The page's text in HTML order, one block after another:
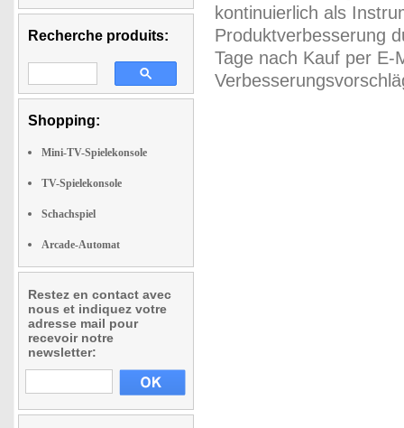
Recherche produits:
Shopping:
Mini-TV-Spielekonsole
TV-Spielekonsole
Schachspiel
Arcade-Automat
Restez en contact avec
nous et indiquez votre
adresse mail pour
recevoir notre
newsletter:
kontinuierlich als
Produktverbesserung
Tage nach Kauf per E-